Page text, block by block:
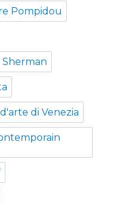
Pompidou
Sherman
di Venezia